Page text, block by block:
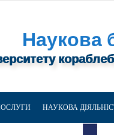
Наукова
НАУКОВА